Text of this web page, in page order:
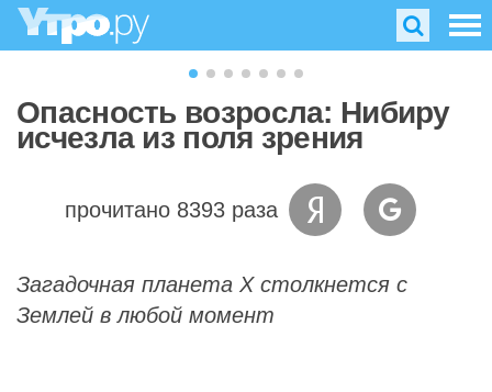
Опасность возросла: Нибиру
исчезла из поля зрения
прочитано 8393 раза
Загадочная планета Х столкнется с
Землей в любой момент